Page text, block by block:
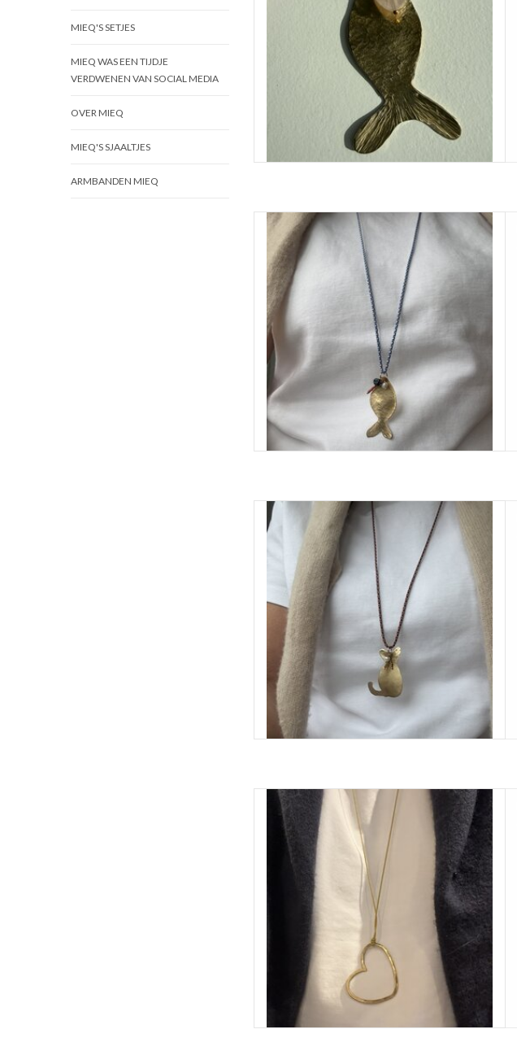
MIEQ'S SETJES
MIEQ WAS EEN TIJDJE
VERDWENEN VAN SOCIAL MEDIA
OVER MIEQ
MIEQ'S SJAALTJES
ARMBANDEN MIEQ
Ketting met een handgemaakte vis van messing.
Andere kralen die gebruikt zijn, zoetwaterparels en
messing druppels. De ketting is in lengte verstelbaar.
Draad is paracord in blauw tinten.
TOEVOEGEN AAN WINKELWAGEN
Ketting met een hanger van een poes. De poes is
gezaagd en gehamerd door MIEQ. Hangt aan een
mooie wijnrode en gouden paracord draad. Door de
schuifknoop kun je de ketting lang en kort dragen.
TOEVOEGEN AAN WINKELWAGEN
Ketting hart gemaakt door MIEQ. Het hart is lekker
groot en hangt aan een gele draad. De ketting is in
lengte verstelbaar middels een schuifknoopje.
Afwerking met parels. Heerlijke ketting! Draagt
makkelijk en is licht.
Het hart is gemaakt van messing.
TOEVOEGEN AAN WINKELWAGEN